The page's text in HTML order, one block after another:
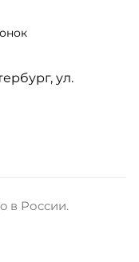
ул.
в России.